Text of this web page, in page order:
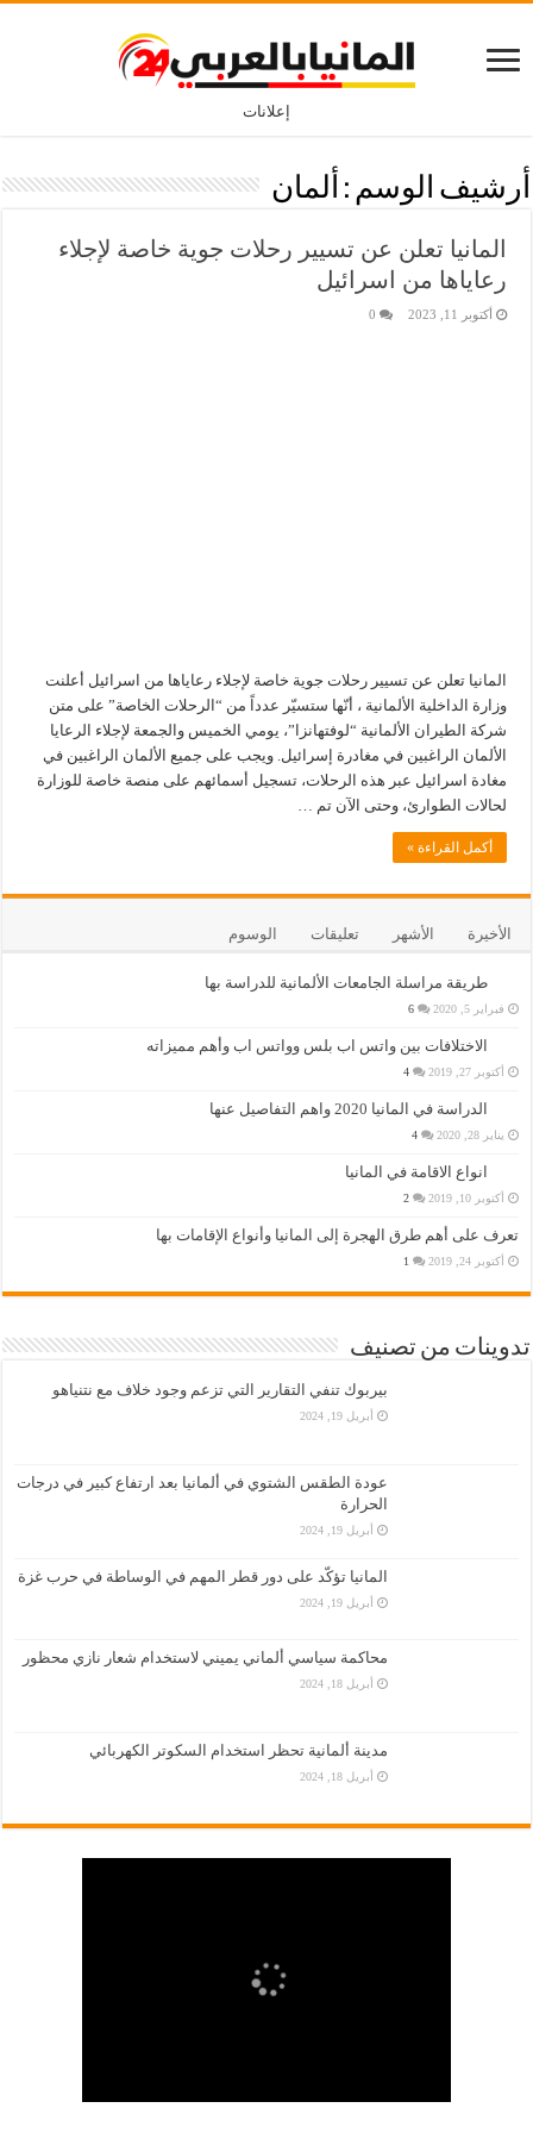
إعلانات
أرشيف الوسم : ألمان
المانيا تعلن عن تسيير رحلات جوية خاصة لإجلاء
رعاياها من اسرائيل
أكتوبر 11, 2023 0
المانيا تعلن عن تسيير رحلات جوية خاصة لإجلاء رعاياها من اسرائيل أعلنت
وزارة الداخلية الألمانية ، أنّها ستسيّر عدداً من “الرحلات الخاصة” على متن
شركة الطيران الألمانية “لوفتهانزا”، يومي الخميس والجمعة لإجلاء الرعايا
الألمان الراغبين في مغادرة إسرائيل. ويجب على جميع الألمان الراغبين في
مغادة اسرائيل عبر هذه الرحلات، تسجيل أسمائهم على منصة خاصة للوزارة
لحالات الطوارئ، وحتى الآن تم …
أكمل القراءة »
الأخيرة الأشهر تعليقات الوسوم
طريقة مراسلة الجامعات الألمانية للدراسة بها
فبراير 5, 2020 6
الاختلافات بين واتس اب بلس وواتس اب وأهم مميزاته
أكتوبر 27, 2019 4
الدراسة في المانيا 2020 واهم التفاصيل عنها
يناير 28, 2020 4
انواع الاقامة في المانيا
أكتوبر 10, 2019 2
تعرف على أهم طرق الهجرة إلى المانيا وأنواع الإقامات بها
أكتوبر 24, 2019 1
تدوينات من تصنيف
بيربوك تنفي التقارير التي تزعم وجود خلاف مع نتنياهو
أبريل 19, 2024
عودة الطقس الشتوي في ألمانيا بعد ارتفاع كبير في درجات
الحرارة
أبريل 19, 2024
المانيا تؤكّد على دور قطر المهم في الوساطة في حرب غزة
أبريل 19, 2024
محاكمة سياسي ألماني يميني لاستخدام شعار نازي محظور
أبريل 18, 2024
مدينة ألمانية تحظر استخدام السكوتر الكهربائي
أبريل 18, 2024